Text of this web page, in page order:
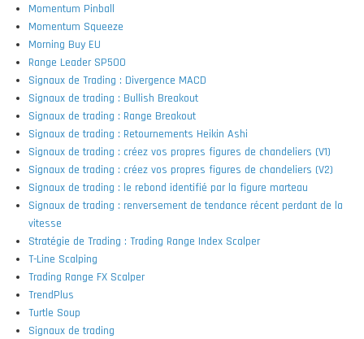
Momentum Pinball
Momentum Squeeze
Morning Buy EU
Range Leader SP500
Signaux de Trading : Divergence MACD
Signaux de trading : Bullish Breakout
Signaux de trading : Range Breakout
Signaux de trading : Retournements Heikin Ashi
Signaux de trading : créez vos propres figures de chandeliers (V1)
Signaux de trading : créez vos propres figures de chandeliers (V2)
Signaux de trading : le rebond identifié par la figure marteau
Signaux de trading : renversement de tendance récent perdant de la
vitesse
Stratégie de Trading : Trading Range Index Scalper
T-Line Scalping
Trading Range FX Scalper
TrendPlus
Turtle Soup
Signaux de trading